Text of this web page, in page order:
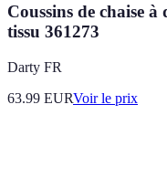
Coussins de chaise
tissu 361273
Darty FR
63.99 EURVoir le prix